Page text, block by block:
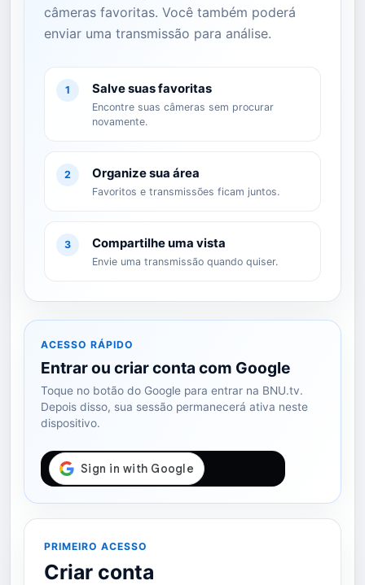
câmeras favoritas. Você também poderá
enviar uma transmissão para análise.
1 Salve suas favoritas
Encontre suas câmeras sem procurar
novamente.
2 Organize sua área
Favoritos e transmissões ficam juntos.
3 Compartilhe uma vista
Envie uma transmissão quando quiser.
ACESSO RÁPIDO
Entrar ou criar conta com Google
Toque no botão do Google para entrar na BNU.tv.
Depois disso, sua sessão permanecerá ativa neste
dispositivo.
PRIMEIRO ACESSO
Criar conta